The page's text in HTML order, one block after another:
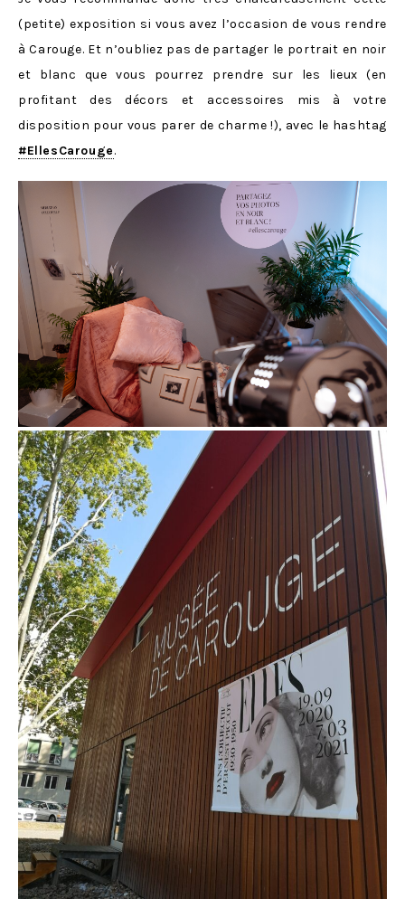
(petite) exposition si vous avez l’occasion de vous rendre
à Carouge. Et n’oubliez pas de partager le portrait en noir
et blanc que vous pourrez prendre sur les lieux (en
profitant des décors et accessoires mis à votre
disposition pour vous parer de charme !), avec le hashtag
#EllesCarouge.